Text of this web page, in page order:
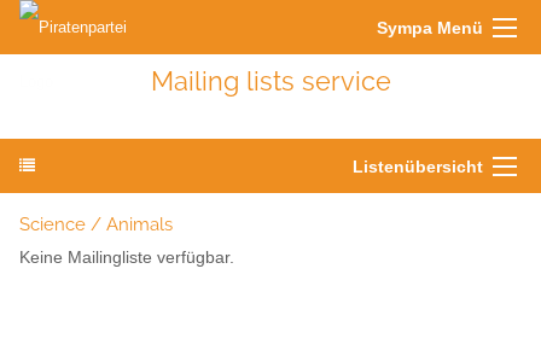
Sympa Menü
Mailing lists service
Listenübersicht
Science / Animals
Keine Mailingliste verfügbar.